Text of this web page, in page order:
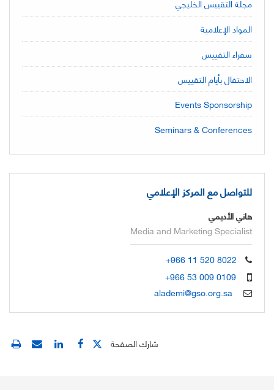
مجلة التقييس الخليجي
المواد الإعلامية
سفراء التقييس
الاحتفال بأيام التقييس
Events Sponsorship
Seminars & Conferences
للتواصل مع المركز الإعلامي
هاني الأديمي
Media and Marketing Specialist
+966 11 520 8022
+966 53 009 0109
alademi@gso.org.sa
شارك الصفحة